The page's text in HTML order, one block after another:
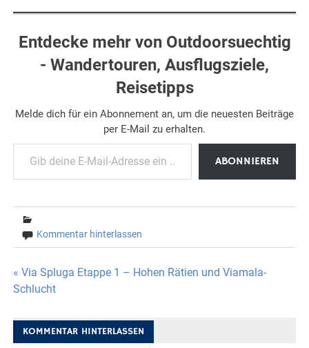
Entdecke mehr von Outdoorsuechtig
- Wandertouren, Ausflugsziele,
Reisetipps
Melde dich für ein Abonnement an, um die neuesten Beiträge
per E-Mail zu erhalten.
Gib deine E-Mail-Adresse ein ...
ABONNIEREN
Kommentar hinterlassen
Beitragsnavigation
« Via Spluga Etappe 1 – Hohen Rätien und Viamala-
Schlucht
KOMMENTAR HINTERLASSEN